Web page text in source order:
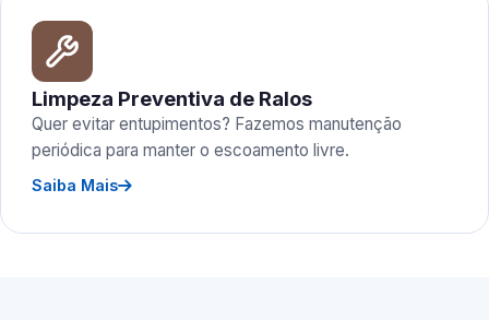
Limpeza Preventiva de Ralos
Quer evitar entupimentos? Fazemos manutenção
periódica para manter o escoamento livre.
Saiba Mais